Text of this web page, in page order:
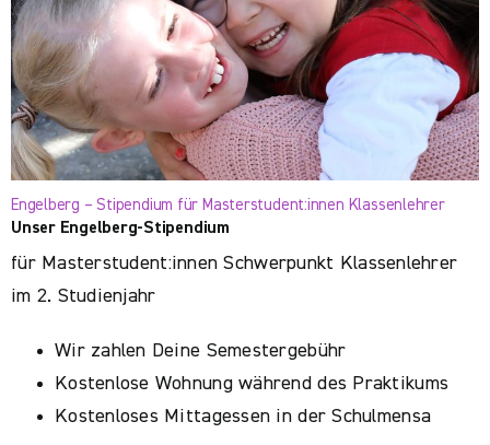
Engelberg – Stipendium für Masterstudent:innen Klassenlehrer
Unser Engelberg-Stipendium
für Masterstudent:innen Schwerpunkt Klassenlehrer
im 2. Studienjahr
Wir zahlen Deine Semestergebühr
Kostenlose Wohnung während des Praktikums
Kostenloses Mittagessen in der Schulmensa